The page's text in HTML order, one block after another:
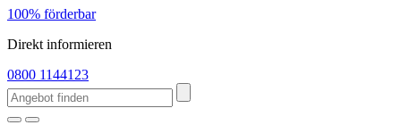
100% förderbar
Direkt informieren
0800 1144123